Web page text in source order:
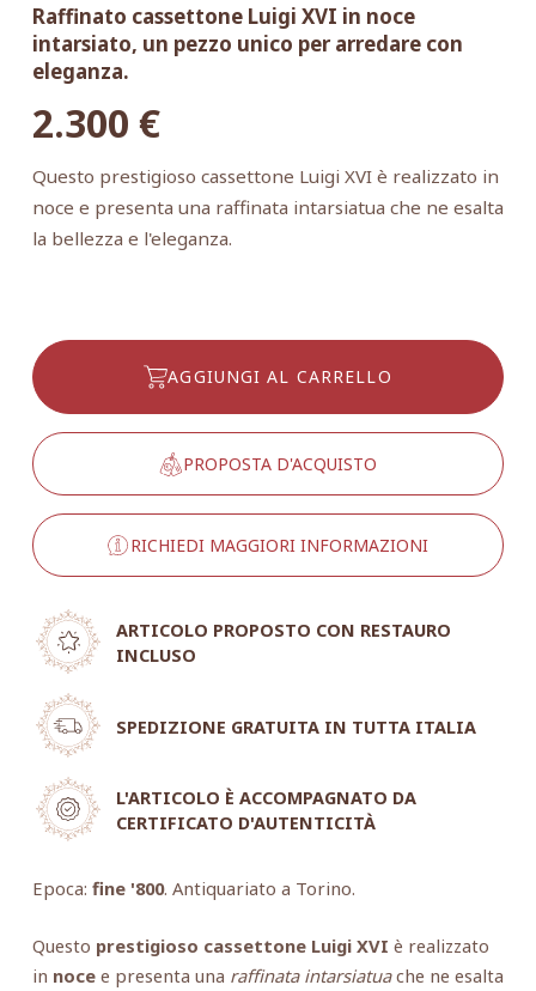
Raffinato cassettone Luigi XVI in noce
intarsiato, un pezzo unico per arredare con
eleganza.
2.300 €
Questo prestigioso cassettone Luigi XVI è realizzato in
noce e presenta una raffinata intarsiatua che ne esalta
la bellezza e l'eleganza.
AGGIUNGI AL CARRELLO
PROPOSTA D'ACQUISTO
RICHIEDI MAGGIORI INFORMAZIONI
ARTICOLO PROPOSTO CON RESTAURO
INCLUSO
SPEDIZIONE GRATUITA IN TUTTA ITALIA
L'ARTICOLO È ACCOMPAGNATO DA
CERTIFICATO D'AUTENTICITÀ
Epoca: fine '800. Antiquariato a Torino.
Questo prestigioso cassettone Luigi XVI è realizzato
in nocee presenta una raffinata intarsiatuache ne esalta